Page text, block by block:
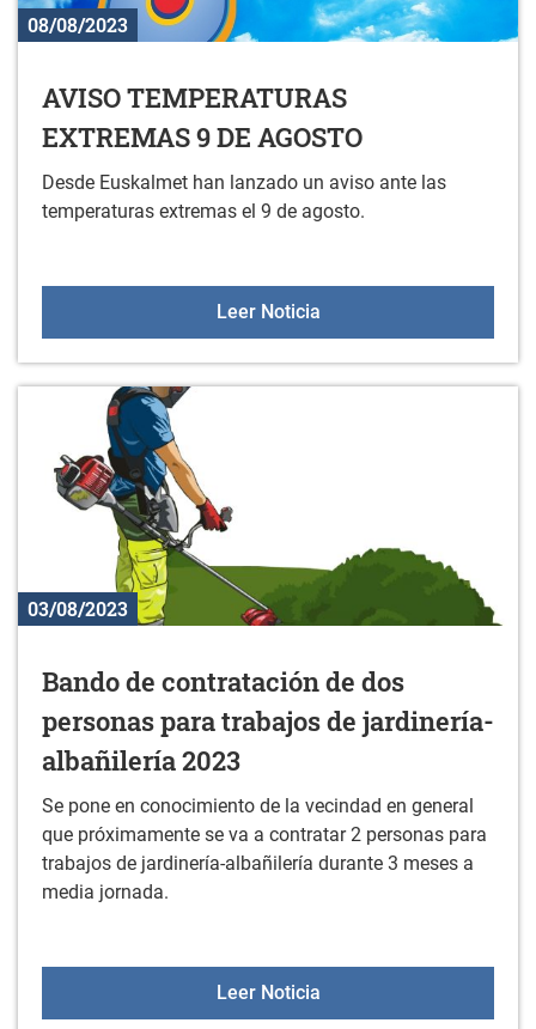
08/08/2023
AVISO TEMPERATURAS
EXTREMAS 9 DE AGOSTO
Desde Euskalmet han lanzado un aviso ante las
temperaturas extremas el 9 de agosto.
Leer NoticiaAVISO TEMPERATURAS
03/08/2023
Bando de contratación de dos
personas para trabajos de jardinería-
albañilería 2023
Se pone en conocimiento de la vecindad en general
que próximamente se va a contratar 2 personas para
trabajos de jardinería-albañilería durante 3 meses a
media jornada.
Leer NoticiaBando de contratación